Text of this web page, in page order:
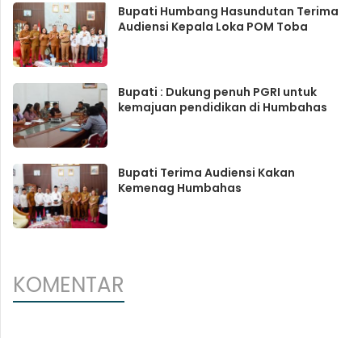
Bupati Humbang Hasundutan Terima
Audiensi Kepala Loka POM Toba
Bupati : Dukung penuh PGRI untuk
kemajuan pendidikan di Humbahas
Bupati Terima Audiensi Kakan
Kemenag Humbahas
KOMENTAR